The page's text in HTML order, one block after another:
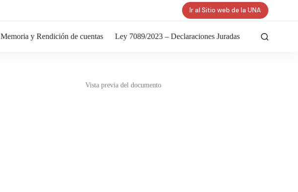
Ir al Sitio web de la UNA
Memoria y Rendición de cuentas Ley 7089/2023 – Declaraciones Juradas
Vista previa del documento